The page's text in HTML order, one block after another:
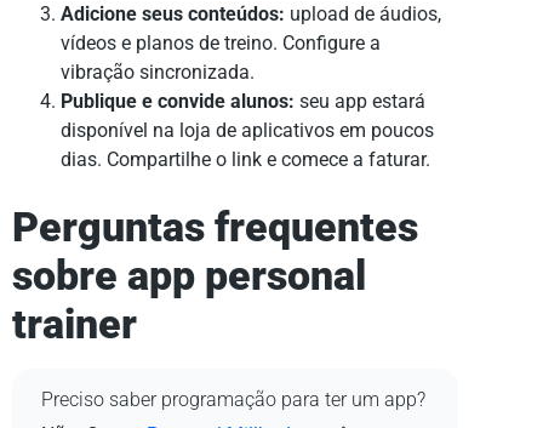
Adicione seus conteúdos: upload de áudios,
vídeos e planos de treino. Configure a
vibração sincronizada.
Publique e convide alunos: seu app estará
disponível na loja de aplicativos em poucos
dias. Compartilhe o link e comece a faturar.
Perguntas frequentes
sobre app personal
trainer
Preciso saber programação para ter um app?